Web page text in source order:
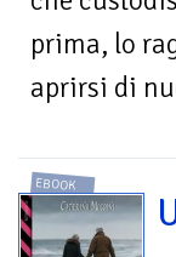
prima, lo
aprirsi di
EBOOK